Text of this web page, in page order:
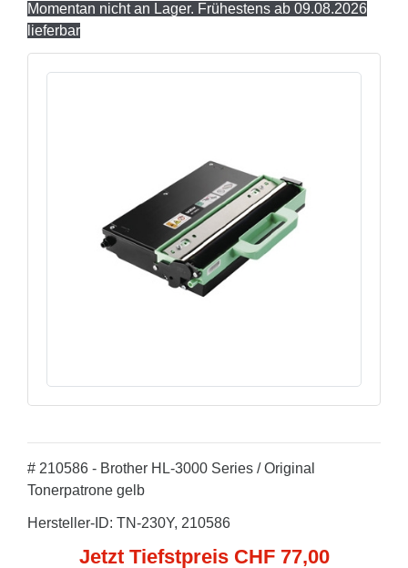
Momentan nicht an Lager. Frühestens ab 09.08.2026
lieferbar
# 210586 - Brother HL-3000 Series / Original
Tonerpatrone gelb
Hersteller-ID: TN-230Y, 210586
Jetzt Tiefstpreis CHF 77,00